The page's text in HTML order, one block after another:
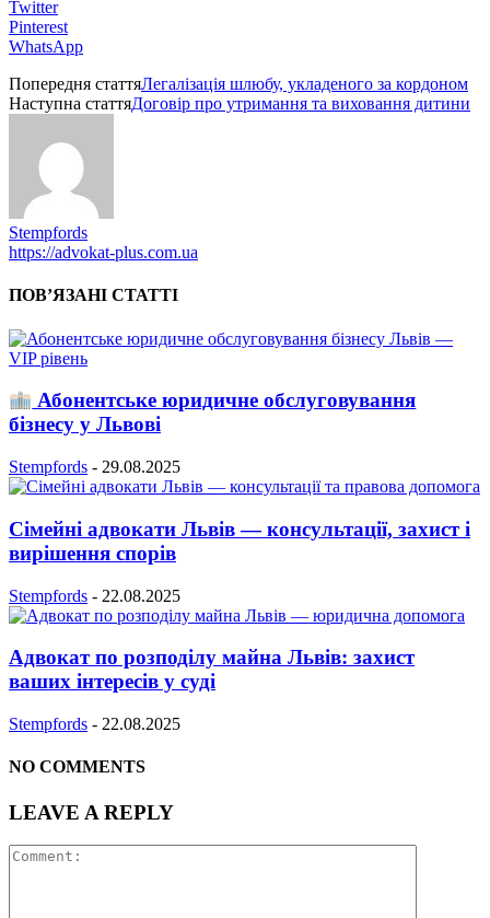
Twitter
Pinterest
WhatsApp
Попередня статтяЛегалізація шлюбу, укладеного за кордоном
Наступна статтяДоговір про утримання та виховання дитини
Stempfords
https://advokat-plus.com.ua
ПОВ’ЯЗАНІ СТАТТІ
Абонентське юридичне обслуговування
бізнесу у Львові
Stempfords - 29.08.2025
Сімейні адвокати Львів — консультації, захист і
вирішення спорів
Stempfords - 22.08.2025
Адвокат по розподілу майна Львів: захист
ваших інтересів у суді
Stempfords - 22.08.2025
NO COMMENTS
LEAVE A REPLY